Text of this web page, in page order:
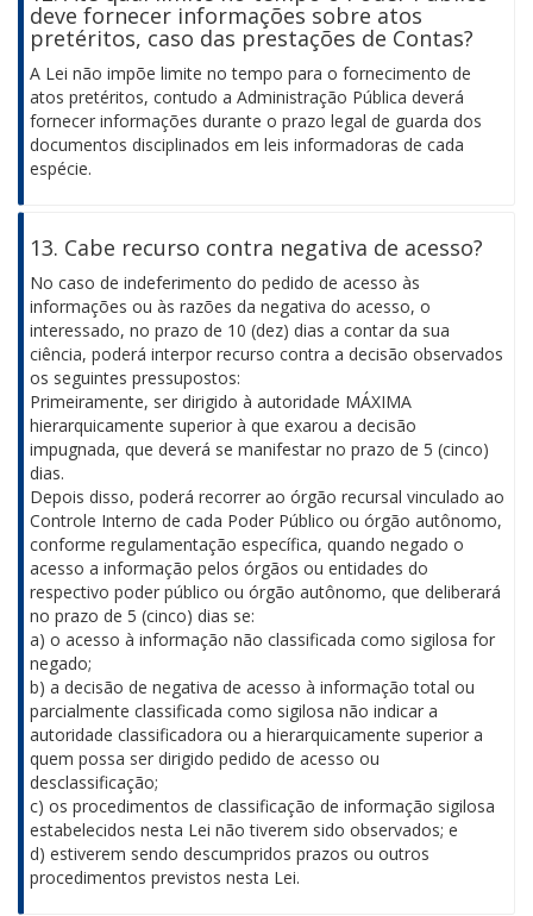
deve fornecer informações sobre atos
pretéritos, caso das prestações de Contas?
A Lei não impõe limite no tempo para o fornecimento de
atos pretéritos, contudo a Administração Pública deverá
fornecer informações durante o prazo legal de guarda dos
documentos disciplinados em leis informadoras de cada
espécie.
13. Cabe recurso contra negativa de acesso?
No caso de indeferimento do pedido de acesso às
informações ou às razões da negativa do acesso, o
interessado, no prazo de 10 (dez) dias a contar da sua
ciência, poderá interpor recurso contra a decisão observados
os seguintes pressupostos:
Primeiramente, ser dirigido à autoridade MÁXIMA
hierarquicamente superior à que exarou a decisão
impugnada, que deverá se manifestar no prazo de 5 (cinco)
dias.
Depois disso, poderá recorrer ao órgão recursal vinculado ao
Controle Interno de cada Poder Público ou órgão autônomo,
conforme regulamentação específica, quando negado o
acesso a informação pelos órgãos ou entidades do
respectivo poder público ou órgão autônomo, que deliberará
no prazo de 5 (cinco) dias se:
a) o acesso à informação não classificada como sigilosa for
negado;
b) a decisão de negativa de acesso à informação total ou
parcialmente classificada como sigilosa não indicar a
autoridade classificadora ou a hierarquicamente superior a
quem possa ser dirigido pedido de acesso ou
desclassificação;
c) os procedimentos de classificação de informação sigilosa
estabelecidos nesta Lei não tiverem sido observados; e
d) estiverem sendo descumpridos prazos ou outros
procedimentos previstos nesta Lei.